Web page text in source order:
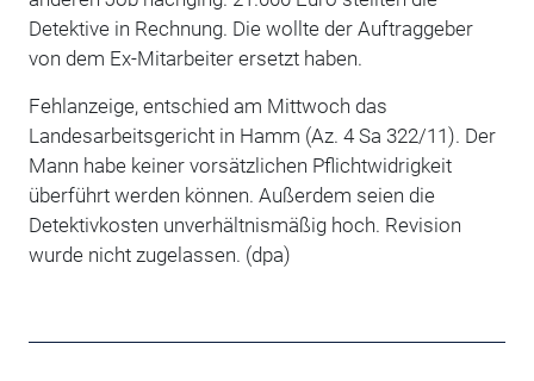
Detektive in Rechnung. Die wollte der Auftraggeber
von dem Ex-Mitarbeiter ersetzt haben.
Fehlanzeige, entschied am Mittwoch das
Landesarbeitsgericht in Hamm (Az. 4 Sa 322/11). Der
Mann habe keiner vorsätzlichen Pflichtwidrigkeit
überführt werden können. Außerdem seien die
Detektivkosten unverhältnismäßig hoch. Revision
wurde nicht zugelassen. (dpa)